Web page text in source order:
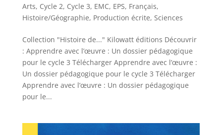
Arts, Cycle 2, Cycle 3, EMC, EPS, Français,
Histoire/Géographie, Production écrite, Sciences
Collection "Histoire de..." Kilowatt éditions Découvrir
: Apprendre avec l’œuvre : Un dossier pédagogique
pour le cycle 3 Télécharger Apprendre avec l’œuvre :
Un dossier pédagogique pour le cycle 3 Télécharger
Apprendre avec l’œuvre : Un dossier pédagogique
pour le...